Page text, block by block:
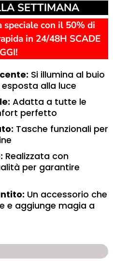
SETTIMANA
con il 50% di
in 24/48H SCADE
Si illumina al buio
alla luce
Adatta a tutte le
perfetto
Tasche funzionali per
Realizzata con
per garantire
Un accessorio che
e aggiunge magia a